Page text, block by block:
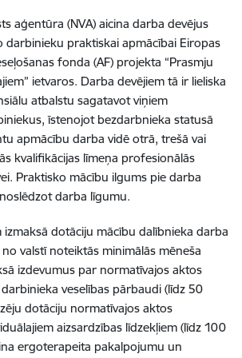
aģentūra (NVA) aicina darba devējus
darbinieku praktiskai apmācībai Eiropas
fonda (AF) projekta “Prasmju
ietvaros. Darba devējiem tā ir lieliska
atbalstu sagatavot viņiem
īstenojot bezdarbnieka statusā
apmācību darba vidē otrā, trešā vai
kvalifikācijas līmeņa profesionālās
Praktisko mācību ilgums pie darba
darba līgumu.
izmaksā dotāciju mācību dalībnieka darba
valstī noteiktās minimālās mēneša
izdevumus par normatīvajos aktos
veselības pārbaudi (līdz 50
dotāciju normatīvajos aktos
aizsardzības līdzekļiem (līdz 100
ergoterapeita pakalpojumu un